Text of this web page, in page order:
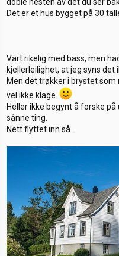
doble nesten av det du ser
Det er et hus bygget på 30
Vart rikelig med bass, men
kjellerleilighet, at jeg syns det
Men det trøkker i brystet som
vel ikke klage.
Heller ikke begynt å forske
sånne ting.
Nett flyttet inn så..